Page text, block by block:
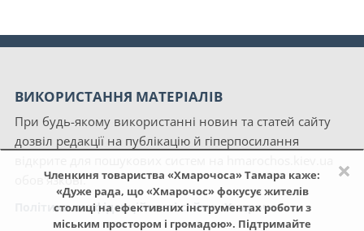
×
Членкиня товариства «Хмарочоса» Тамара каже:
«Дуже рада, що «Хмарочос» фокусує жителів
столиці на ефективних інструментах роботи з
міським простором і громадою». Підтримайте
ВИКОРИСТАННЯ МАТЕРІАЛІВ
При будь-якому використанні новин та статей сайту
дозвіл редакції на публікацію й гіперпосилання
обов'язкові.
Політика конфіденційності сайту «Хмарочос»